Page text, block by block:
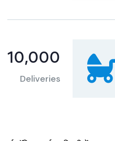
10,000
Deliveries